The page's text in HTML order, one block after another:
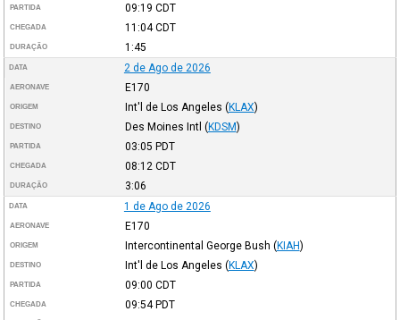
PARTIDA 09:19 CDT
CHEGADA 11:04CDT
DURAÇÃO 1:45
DATA 2 de Ago de 2026
AERONAVE E170
ORIGEM Int'l de Los Angeles (KLAX)
DESTINO Des Moines Intl (KDSM)
PARTIDA 03:05 PDT
CHEGADA 08:12 CDT
DURAÇÃO 3:06
DATA 1 de Ago de 2026
AERONAVE E170
ORIGEM Intercontinental George Bush (KIAH)
DESTINO Int'l de Los Angeles (KLAX)
PARTIDA 09:00 CDT
CHEGADA 09:54PDT